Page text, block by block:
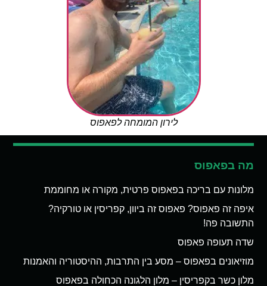
לירון המומחה לפאפוס
מה בפאפוס
מלונות עם בריכה בפאפוס פרטית, מקורה או מחוממת
איפה זה פאפוס? פאפוס זה ביוון, קפריסין או טורקיה?
התשובה פה!
שדה תעופה פאפוס
מוזיאונים בפאפוס – מסע בין התרבות, ההיסטוריה והאמנות
מלון כשר בקפריסין – מלון הלגונה הכחולה בפאפוס